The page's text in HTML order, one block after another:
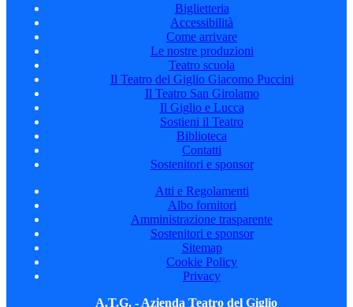
Biglietteria
Accessibilità
Come arrivare
Le nostre produzioni
Teatro scuola
Il Teatro del Giglio Giacomo Puccini
Il Teatro San Girolamo
Il Giglio e Lucca
Sostieni il Teatro
Biblioteca
Contatti
Sostenitori e sponsor
Atti e Regolamenti
Albo fornitori
Amministrazione trasparente
Sostenitori e sponsor
Sitemap
Cookie Policy
Privacy
A.T.G. - Azienda Teatro del Giglio